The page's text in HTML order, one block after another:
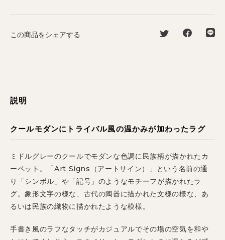
この商品をシェアする
説明
クールモダンにトライバル風の温かみが加わったラグ
ミドルグレーのクールでモダンな色調に民族柄が描かれたカ
ーペット。「Art Signs（アートサイン）」という名前の通
り「シンボル」や「記号」のようなモチーフが描かれたラ
グ。象形文字の様な、古代の陶器に描かれた文様の様な、あ
るいは民族の織物に描かれたような模様。
手書き風のラフなタッチがカジュアルでその場の空気を和や